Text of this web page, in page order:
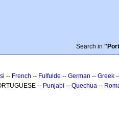
Search in
-- French -- Fulfulde -- German -- Greek
-- Punjabi -- Quechua --